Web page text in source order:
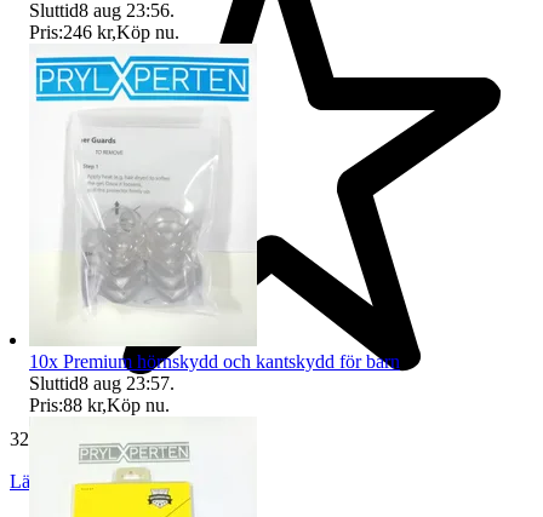
32 504 omdömen
Läs omdömen Följ
Sluttid8 aug 23:56.
Pris:246 kr,Köp nu.
10x Premium hörnskydd och kantskydd för barn
Sluttid8 aug 23:57.
Pris:88 kr,Köp nu.